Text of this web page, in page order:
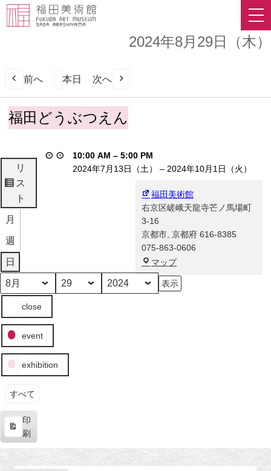
2024年8月29日（木）
前へ 本日 次へ
福
田
つ
ん
福田どうぶつえん
10:00 AM – 5:00 PM
2024年7月13日（土）
– 2024年10月1日（火）
福田美術館
右京区嵯峨天龍寺芒ノ馬場町
3-16
京都市 京都府 616-8385
075-863-0606
マップ福
田
美
リ
ス
ト
表
月
週
日
月
日
年
ン
ト
の
カ
close
event
exhibition
すべて
印
刷
示